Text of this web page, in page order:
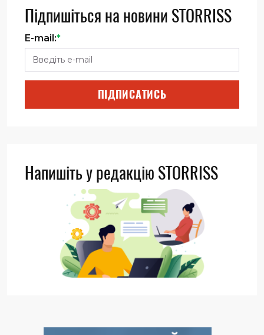
Підпишіться на новини STORRISS
E-mail:*
ПІДПИСАТИСЬ
Напишіть у редакцію STORRISS